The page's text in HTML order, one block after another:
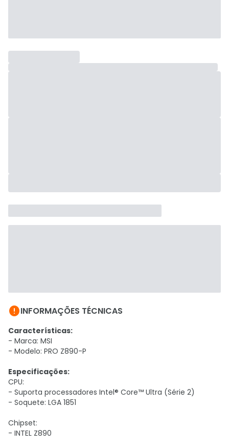
INFORMAÇÕES TÉCNICAS
Características:
- Marca: MSI
- Modelo: PRO Z890-P
Especificações:
CPU:
- Suporta processadores Intel® Core™ Ultra (Série 2)
- Soquete: LGA 1851
Chipset:
- INTEL Z890